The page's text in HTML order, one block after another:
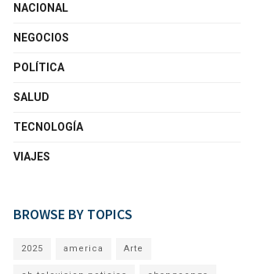
NACIONAL
NEGOCIOS
POLÍTICA
SALUD
TECNOLOGÍA
VIAJES
BROWSE BY TOPICS
2025 america Arte